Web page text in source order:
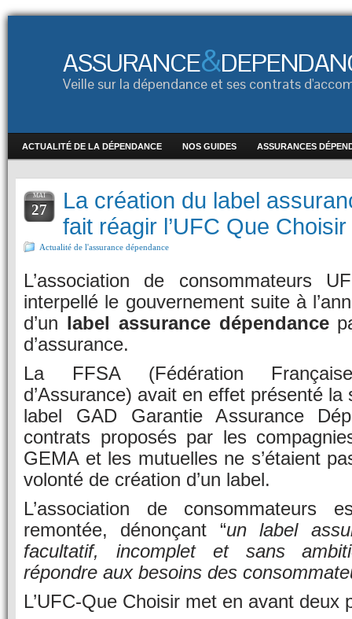
ASSURANCE&
Veille sur la dépendance et ses contrats
ACTUALITÉ DE LA DÉPENDANCE NOS GUIDES ASSURANCES
MAI
27
La création du label
fait réagir l’UFC Que Choisir
Actualité de l'assurance dépendance
L’association de consommateurs
interpellé le gouvernement suite à
d’un label assurance dépendance
d’assurance.
La FFSA (Fédération
d’Assurance) avait en effet présenté la
label GAD Garantie Assurance
contrats proposés par les
GEMA et les mutuelles ne s’étaient
volonté de création d’un label.
L’association de consommateurs
remontée, dénonçant “un label
facultatif, incomplet et sans
répondre aux besoins des
L’UFC-Que Choisir met en avant deux